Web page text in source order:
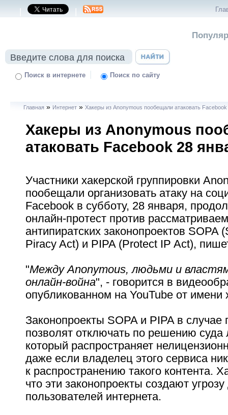
| |
Поиск в интернете | Поиск по сайту
Главная » Интернет »Хакеры из Anonymous пообещали атаковать
Хакеры из Anonymous
атаковать Facebook 28
Участники хакерской группировки
пообещали организовать атаку на
Facebook в субботу, 28 января,
онлайн-протест против
антипиратских законопроектов SOPA
Piracy Act) и PIPA (Protect IP Act),
"Между Anonymous, людьми и
онлайн-война", - говорится в
опубликованном на YouTube от имени
Законопроекты SOPA и PIPA в случае
позволят отключать по решению суда
который распространяет
даже если владелец этого сервиса
к распространению такого контента.
что эти законопроекты создают
пользователей интернета.